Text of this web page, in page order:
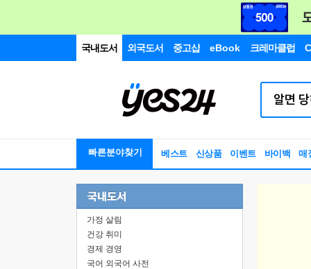
국내도서 외국도서 중고샵 eBook 크레마클럽
빠른분야찾기 베스트 신상품 이벤트 바이백 매
가정 살림
건강 취미
경제 경영
국어 외국어 사전